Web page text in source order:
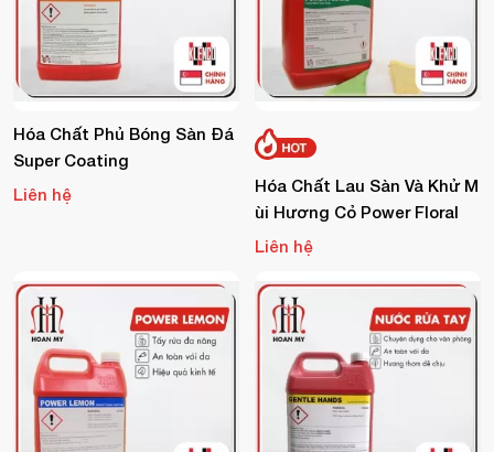
Hóa Chất Phủ Bóng Sàn Đá
Super Coating
Liên hệ
Hóa Chất Lau Sàn Và Khử M
Ùi Hương Cỏ Power Floral
Liên hệ